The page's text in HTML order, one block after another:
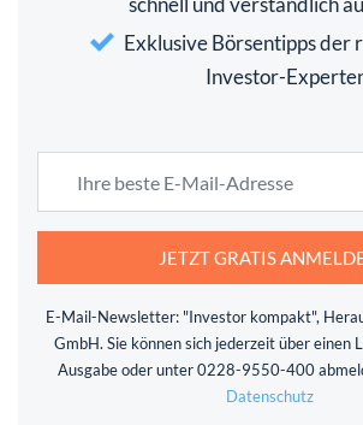
Exklusive Börsentipps der
Investor-
JETZT GRATIS
E-Mail-Newsletter: "Investor kompakt",
GmbH. Sie können sich jederzeit über einen
Ausgabe oder unter 0228-9550-400
Datenschutz